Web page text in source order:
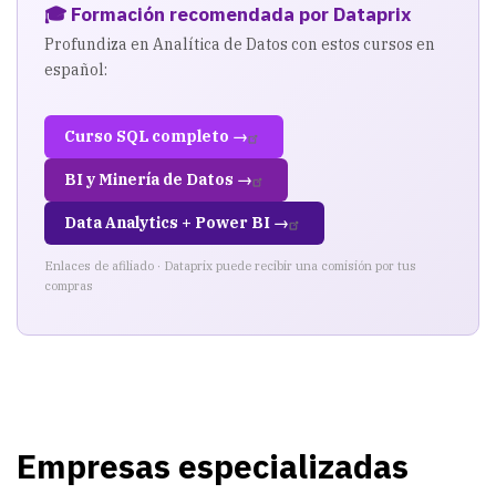
🎓 Formación recomendada por Dataprix
Profundiza en Analítica de Datos con estos cursos en
español:
Curso SQL completo →
BI y Minería de Datos →
Data Analytics + Power BI →
Enlaces de afiliado · Dataprix puede recibir una comisión por tus
compras
Empresas especializadas